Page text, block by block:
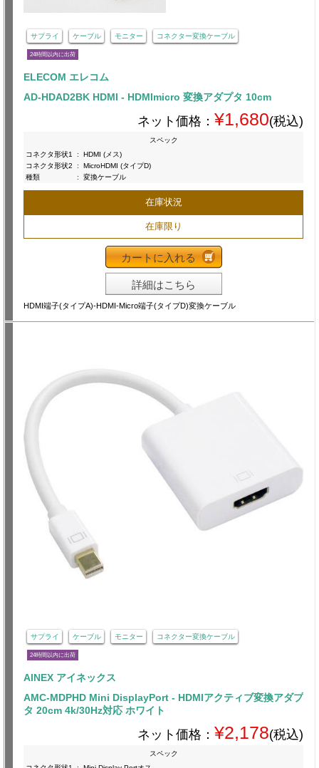
サプライ ケーブル モニター コネクター変換ケーブル
24時間以内に出荷
ELECOM エレコム
AD-HDAD2BK HDMI - HDMImicro 変換アダプタ 10cm
ネット価格： ¥1,680(税込)
スペック
コネクタ形状1
:
HDMI (メス)
コネクタ形状2
:
MicroHDMI (タイプD)
種類
: 変換ケーブル
在庫状況
在庫限り
カートに入れる
詳細はこちら
HDMI端子(タイプA)-HDMI-Micro端子(タイプD)変換ケーブル
サプライ ケーブル モニター コネクター変換ケーブル
24時間以内に出荷
AINEX アイネックス
AMC-MDPHD Mini DisplayPort - HDMIアクティブ変換アダプ
タ 20cm 4k/30Hz対応 ホワイト
ネット価格： ¥2,178(税込)
スペック